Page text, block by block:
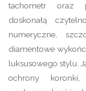
tachometr oraz
doskonałą
numeryczne,
diamentowe
luksusowego stylu.
ochrony